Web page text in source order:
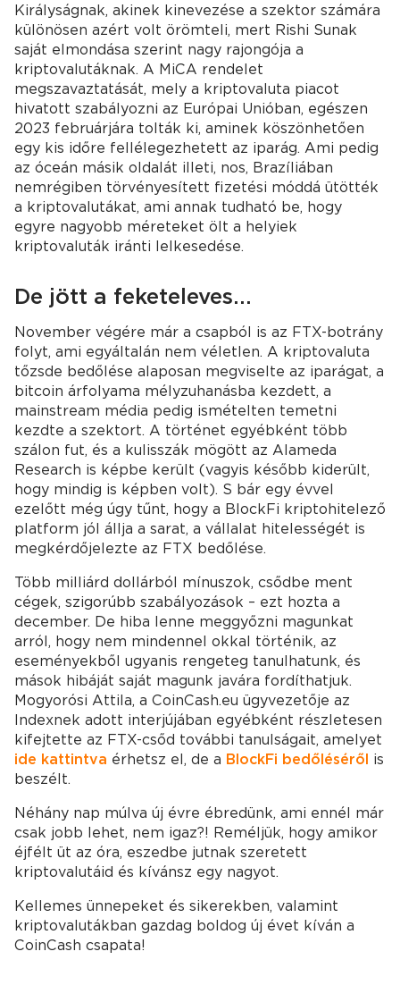
Királyságnak, akinek kinevezése a szektor számára
különösen azért volt örömteli, mert Rishi Sunak
saját elmondása szerint nagy rajongója a
kriptovalutáknak. A MiCA rendelet
megszavaztatását, mely a kriptovaluta piacot
hivatott szabályozni az Európai Unióban, egészen
2023 februárjára tolták ki, aminek köszönhetően
egy kis időre fellélegezhetett az iparág. Ami pedig
az óceán másik oldalát illeti, nos, Brazíliában
nemrégiben törvényesített fizetési móddá ütötték
a kriptovalutákat, ami annak tudható be, hogy
egyre nagyobb méreteket ölt a helyiek
kriptovaluták iránti lelkesedése.
De jött a feketeleves...
November végére már a csapból is az FTX-botrány
folyt, ami egyáltalán nem véletlen. A kriptovaluta
tőzsde bedőlése alaposan megviselte az iparágat, a
bitcoin árfolyama mélyzuhanásba kezdett, a
mainstream média pedig ismételten temetni
kezdte a szektort. A történet egyébként több
szálon fut, és a kulisszák mögött az Alameda
Research is képbe került (vagyis később kiderült,
hogy mindig is képben volt). S bár egy évvel
ezelőtt még úgy tűnt, hogy a BlockFi kriptohitelező
platform jól állja a sarat, a vállalat hitelességét is
megkérdőjelezte az FTX bedőlése.
Több milliárd dollárból mínuszok, csődbe ment
cégek, szigorúbb szabályozások – ezt hozta a
december. De hiba lenne meggyőzni magunkat
arról, hogy nem mindennel okkal történik, az
eseményekből ugyanis rengeteg tanulhatunk, és
mások hibáját saját magunk javára fordíthatjuk.
Mogyorósi Attila, a CoinCash.eu ügyvezetője az
Indexnek adott interjújában egyébként részletesen
kifejtette az FTX-csőd további tanulságait, amelyet
ide kattintva érhetsz el, de a BlockFi bedőléséről is
beszélt.
Néhány nap múlva új évre ébredünk, ami ennél már
csak jobb lehet, nem igaz?! Reméljük, hogy amikor
éjfélt üt az óra, eszedbe jutnak szeretett
kriptovalutáid és kívánsz egy nagyot.
Kellemes ünnepeket és sikerekben, valamint
kriptovalutákban gazdag boldog új évet kíván a
CoinCash csapata!